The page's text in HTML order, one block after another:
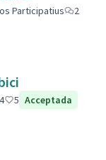
Participatius
2
4 5 Acceptada